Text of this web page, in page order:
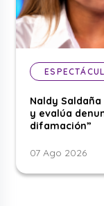
Naldy
y evalúa
difamación”
07 Ago 2026